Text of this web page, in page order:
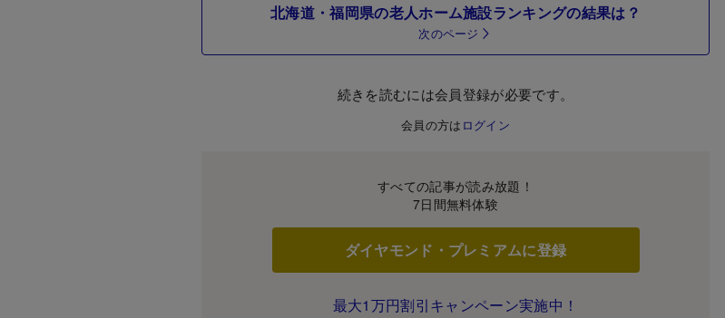
北海道・福岡県の老人ホーム施設ランキングの結果は？
次のページ
続きを読むには会員登録が必要です。
会員の方は ログイン
すべての記事が読み放題！
7日間無料体験
ダイヤモンド・プレミアムに登録
最大1万円割引キャンペーン実施中！